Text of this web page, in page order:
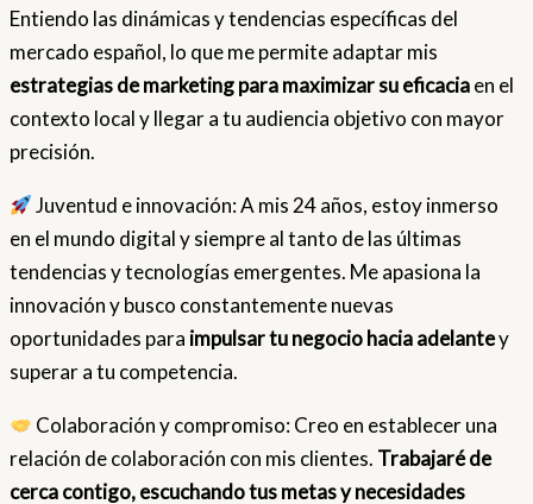
Entiendo las dinámicas y tendencias específicas del
mercado español, lo que me permite adaptar mis
estrategias de marketing para maximizar su eficaciaen el
contexto local y llegar a tu audiencia objetivo con mayor
precisión.
Juventud e innovación: A mis 24 años, estoy inmerso
en el mundo digital y siempre al tanto de las últimas
tendencias y tecnologías emergentes. Me apasiona la
innovación y busco constantemente nuevas
oportunidades para impulsar tu negocio hacia adelantey
superar a tu competencia.
Colaboración y compromiso: Creo en establecer una
relación de colaboración con mis clientes. Trabajaré de
cerca contigo, escuchando tus metas y necesidades